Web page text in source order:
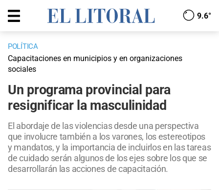
9.6°
POLÍTICA
Capacitaciones en municipios y en organizaciones
sociales
Un programa provincial para
resignificar la masculinidad
El abordaje de las violencias desde una perspectiva
que involucre también a los varones, los estereotipos
y mandatos, y la importancia de incluirlos en las tareas
de cuidado serán algunos de los ejes sobre los que se
desarrollarán las acciones de capacitación.